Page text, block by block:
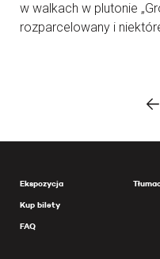
w walkach w plutonie
rozparcelowany i
Ekspozycja
Kup bilety
FAQ